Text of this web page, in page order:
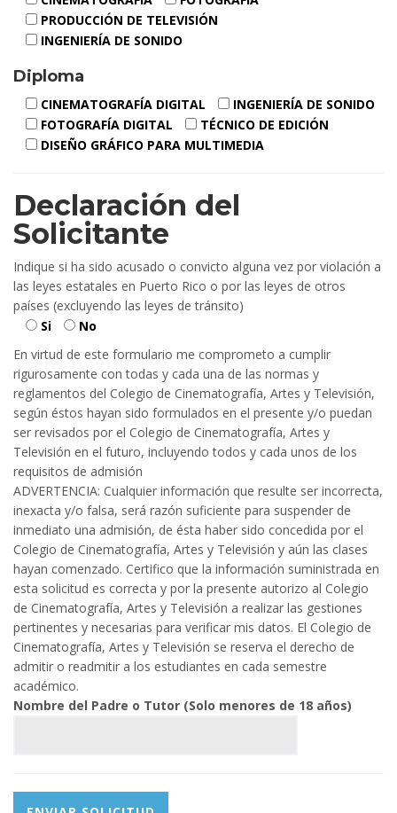
PRODUCCIÓN DE TELEVISIÓN
INGENIERÍA DE SONIDO
Diploma
CINEMATOGRAFÍA DIGITAL
INGENIERÍA DE SONIDO
FOTOGRAFÍA DIGITAL
TÉCNICO DE EDICIÓN
DISEÑO GRÁFICO PARA MULTIMEDIA
Declaración del
Solicitante
Indique si ha sido acusado o convicto alguna vez por violación a
las leyes estatales en Puerto Rico o por las leyes de otros
países (excluyendo las leyes de tránsito)
Si
No
En virtud de este formulario me comprometo a cumplir
rigurosamente con todas y cada una de las normas y
reglamentos del Colegio de Cinematografía, Artes y Televisión,
según éstos hayan sido formulados en el presente y/o puedan
ser revisados por el Colegio de Cinematografía, Artes y
Televisión en el futuro, incluyendo todos y cada unos de los
requisitos de admisión
ADVERTENCIA: Cualquier información que resulte ser incorrecta,
inexacta y/o falsa, será razón suficiente para suspender de
inmediato una admisión, de ésta haber sido concedida por el
Colegio de Cinematografía, Artes y Televisión y aún las clases
hayan comenzado. Certifico que la información suministrada en
esta solicitud es correcta y por la presente autorizo al Colegio
de Cinematografía, Artes y Televisión a realizar las gestiones
pertinentes y necesarias para verificar mis datos. El Colegio de
Cinematografía, Artes y Televisión se reserva el derecho de
admitir o readmitir a los estudiantes en cada semestre
académico.
Nombre del Padre o Tutor (Solo menores de 18 años)